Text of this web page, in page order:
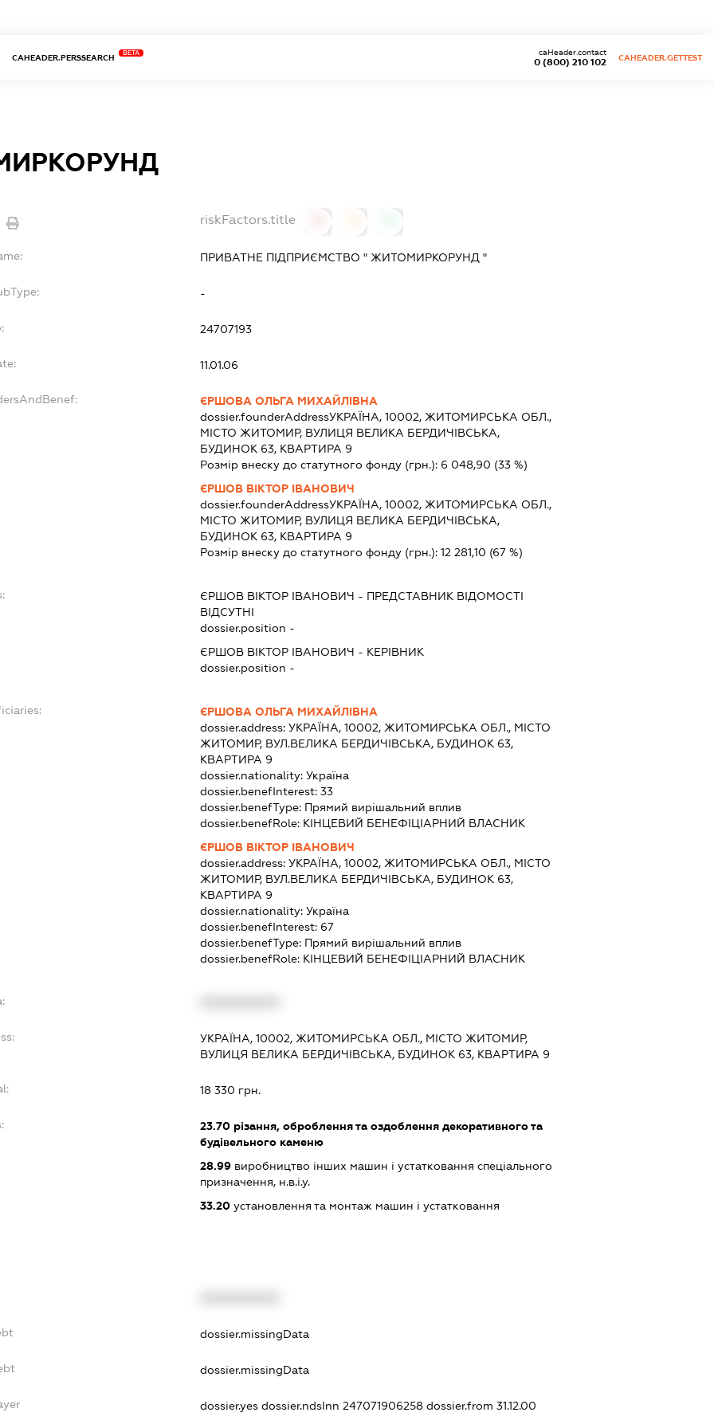
CAHEADER.PERSSEARCH
BETA
0 (800) 210 102
caHeader.contact
CAHEADER.GETTEST
riskFactors.title
ПРИВАТНЕ ПІДПРИЄМСТВО " ЖИТОМИРКОРУНД "
-
24707193
11.01.06
ЄРШОВА ОЛЬГА МИХАЙЛІВНА
dossier.founderAddressУКРАЇНА, 10002, ЖИТОМИРСЬКА ОБЛ.,
МІСТО ЖИТОМИР, ВУЛИЦЯ ВЕЛИКА БЕРДИЧІВСЬКА,
БУДИНОК 63, КВАРТИРА 9
Розмір внеску до статутного фонду (грн.): 6 048,90 (33 %)
ЄРШОВ ВІКТОР ІВАНОВИЧ
dossier.founderAddressУКРАЇНА, 10002, ЖИТОМИРСЬКА ОБЛ.,
МІСТО ЖИТОМИР, ВУЛИЦЯ ВЕЛИКА БЕРДИЧІВСЬКА,
БУДИНОК 63, КВАРТИРА 9
Розмір внеску до статутного фонду (грн.): 12 281,10 (67 %)
ЄРШОВ ВІКТОР ІВАНОВИЧ - ПРЕДСТАВНИКВІДОМОСТІ
ВІДСУТНІ
dossier.position -
ЄРШОВ ВІКТОР ІВАНОВИЧ - КЕРІВНИК
dossier.position -
ЄРШОВА ОЛЬГА МИХАЙЛІВНА
dossier.address: УКРАЇНА, 10002, ЖИТОМИРСЬКА ОБЛ., МІСТО
ЖИТОМИР, ВУЛ.ВЕЛИКА БЕРДИЧІВСЬКА, БУДИНОК 63,
КВАРТИРА 9
dossier.nationality: Україна
dossier.benefInterest: 33
dossier.benefType: Прямий вирішальний вплив
dossier.benefRole: КІНЦЕВИЙ БЕНЕФІЦІАРНИЙ ВЛАСНИК
ЄРШОВ ВІКТОР ІВАНОВИЧ
dossier.address: УКРАЇНА, 10002, ЖИТОМИРСЬКА ОБЛ., МІСТО
ЖИТОМИР, ВУЛ.ВЕЛИКА БЕРДИЧІВСЬКА, БУДИНОК 63,
КВАРТИРА 9
dossier.nationality: Україна
dossier.benefInterest: 67
dossier.benefType: Прямий вирішальний вплив
dossier.benefRole: КІНЦЕВИЙ БЕНЕФІЦІАРНИЙ ВЛАСНИК
УКРАЇНА, 10002, ЖИТОМИРСЬКА ОБЛ., МІСТО ЖИТОМИР,
ВУЛИЦЯ ВЕЛИКА БЕРДИЧІВСЬКА, БУДИНОК 63, КВАРТИРА 9
18 330 грн.
23.70різання, оброблення та оздоблення декоративного та
будівельного каменю
28.99виробництво інших машин і устатковання спеціального
призначення, н.в.і.у.
33.20установлення та монтаж машин і устатковання
dossier.missingData
dossier.missingData
dossier.yes dossier.ndsInn 247071906258 dossier.from 31.12.00